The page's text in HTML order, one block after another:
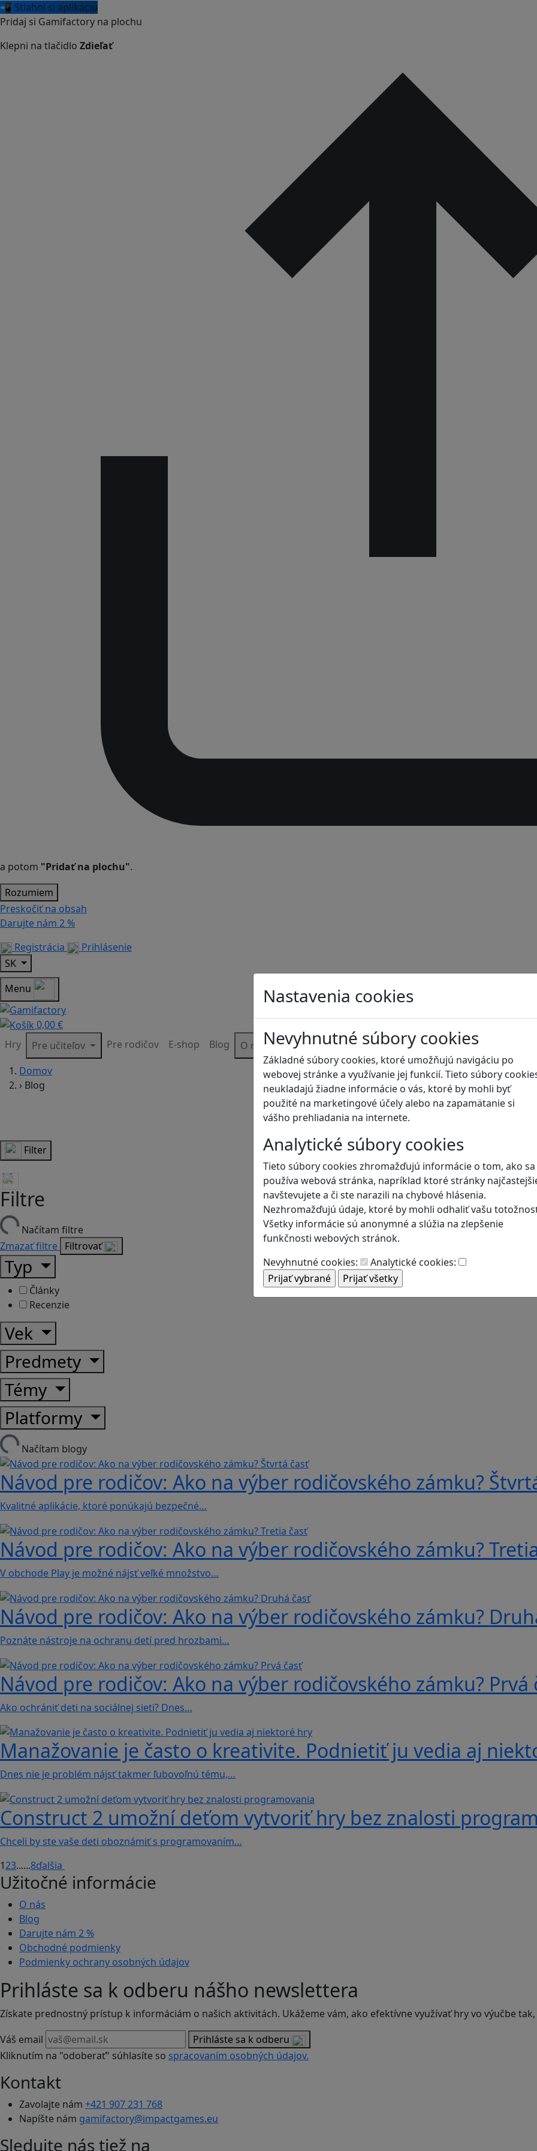
📲 Stiahni si aplikáciu
Pridaj si Gamifactory na plochu
Klepni na tlačidlo Zdieľať
a potom "Pridať na plochu".
Rozumiem
Preskočiť na obsah
Darujte nám 2 %
Registrácia
Prihlásenie
SK
Menu
0,00 €
Hry
Pre učiteľov Pre rodičov E-shop Blog O nás
Nastavenia cookies
Nevyhnutné súbory cookies
Základné súbory cookies, ktoré umožňujú navigáciu po
webovej stránke a využívanie jej funkcií. Tieto súbory
neukladajú žiadne informácie o vás, ktoré by mohli byť
použité na marketingové účely alebo na zapamätanie si
vášho prehliadania na internete.
Analytické súbory cookies
Tieto súbory cookies zhromažďujú informácie o tom, ako sa
používa webová stránka, napríklad ktoré stránky
navštevujete a či ste narazili na chybové hlásenia.
Nezhromažďujú údaje, ktoré by mohli odhaliť vašu
Všetky informácie sú anonymné a slúžia na zlepšenie
funkčnosti webových stránok.
Nevyhnutné cookies:
Analytické cookies:
Domov
› Blog
Blog
Filter
Filtre
Načítam filtre
Zmazať filtre Filtrovať
Typ
Články
Recenzie
Vek
Predmety
Témy
Platformy
Načítam blogy
Návod pre rodičov: Ako na výber rodičovského zámku?
Kvalitné aplikácie, ktoré ponúkajú bezpečné…
Návod pre rodičov: Ako na výber rodičovského zámku?
V obchode Play je možné nájsť veľké množstvo…
Návod pre rodičov: Ako na výber rodičovského zámku?
Poznáte nástroje na ochranu detí pred hrozbami…
Návod pre rodičov: Ako na výber rodičovského zámku? Prvá
Ako ochrániť deti na sociálnej sieti? Dnes…
Manažovanie je často o kreativite. Podnietiť ju vedia aj
Dnes nie je problém nájsť takmer ľubovoľnú tému,…
Construct 2 umožní deťom vytvoriť hry bez znalosti
Chceli by ste vaše deti oboznámiť s programovaním…
123......8ďalšia
Užitočné informácie
O nás
Blog
Darujte nám 2 %
Obchodné podmienky
Podmienky ochrany osobných údajov
Prihláste sa k odberu nášho newslettera
Získate prednostný prístup k informáciám o našich aktivitách. Ukážeme vám, ako efektívne využívať hry vo výučbe
Váš email
Prihláste sa k odberu
Kliknutím na "odoberať" súhlasíte so spracovaním osobných údajov.
Kontakt
Zavolajte nám +421 907 231 768
Napíšte nám gamifactory@impactgames.eu
Sledujte nás tiež na